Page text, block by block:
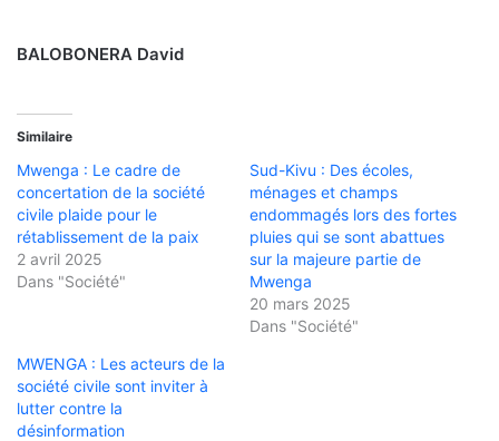
BALOBONERA David
Similaire
Mwenga : Le cadre de
concertation de la société
civile plaide pour le
rétablissement de la paix
2 avril 2025
Dans "Société"
Sud-Kivu : Des écoles,
ménages et champs
endommagés lors des fortes
pluies qui se sont abattues
sur la majeure partie de
Mwenga
20 mars 2025
Dans "Société"
MWENGA : Les acteurs de la
société civile sont inviter à
lutter contre la
désinformation